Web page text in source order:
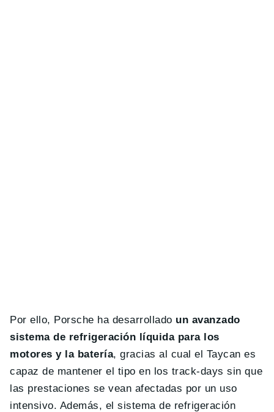
Por ello, Porsche ha desarrollado un avanzado
sistema de refrigeración líquida para los
motores y la batería, gracias al cual el Taycan es
capaz de mantener el tipo en los track-days sin que
las prestaciones se vean afectadas por un uso
intensivo. Además, el sistema de refrigeración